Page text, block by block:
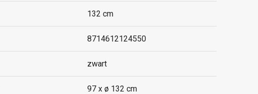
132 cm
8714612124550
zwart
97 x ø 132 cm